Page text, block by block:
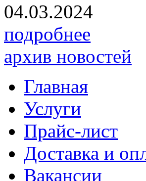
04.03.2024
подробнее
архив новостей
Главная
Услуги
Прайс-лист
Доставка и
Вакансии